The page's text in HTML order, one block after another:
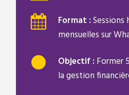
Format :
mensuelles sur
Objectif : Former
la gestion